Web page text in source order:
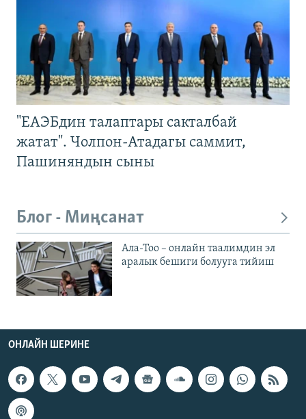
"ЕАЭБдин талаптары сакталбай
жатат". Чолпон-Атадагы саммит,
Пашиняндын сыны
Блог - Миңсанат
Ала-Тоо – онлайн таалимдин эл
аралык бешиги болууга тийиш
ОНЛАЙН ШЕРИНЕ